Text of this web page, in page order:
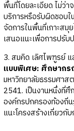
พื้นที่โดยละเอียด ไม่ว่
บริการหรือรับผิดชอบใ
จัดการในพื้นที่เกาะส
เสนอแนะเพื่อการปรับ
3. สมคิด เลิศไพฑูรย์
แบบพิเศษ: ศึกษากร
มหาวิทยาลัยธรรมศา
2541. เป็นงานหนึ่งที่ศึ
องค์กรปกครองท้องถิ่
แนะโครงสร้างเกี่ยวกั